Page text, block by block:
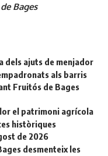
Bages
dels ajuts de menjador
als barris
Fruitós de Bages
el patrimoni agrícola
històriques
de 2026
desmenteix les